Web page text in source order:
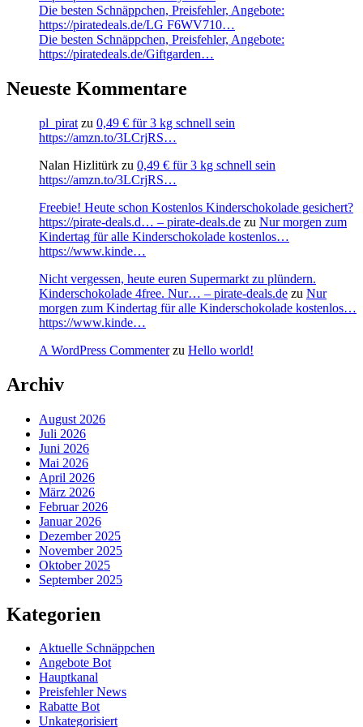
Die besten Schnäppchen, Preisfehler, Angebote:
https://piratedeals.de/LG F6WV710…
Die besten Schnäppchen, Preisfehler, Angebote:
https://piratedeals.de/Giftgarden…
Neueste Kommentare
pl_pirat zu 0,49 € für 3 kg schnell sein
https://amzn.to/3LCrjRS…
Nalan Hizlitürk zu 0,49 € für 3 kg schnell sein
https://amzn.to/3LCrjRS…
Freebie! Heute schon Kostenlos Kinderschokolade gesichert?
https://pirate-deals.d… – pirate-deals.de zu Nur morgen zum
Kindertag für alle Kinderschokolade kostenlos…
https://www.kinde…
Nicht vergessen, heute euren Supermarkt zu plündern.
Kinderschokolade 4free. Nur… – pirate-deals.de zu Nur
morgen zum Kindertag für alle Kinderschokolade kostenlos…
https://www.kinde…
A WordPress Commenterzu Hello world!
Archiv
August 2026
Juli 2026
Juni 2026
Mai 2026
April 2026
März 2026
Februar 2026
Januar 2026
Dezember 2025
November 2025
Oktober 2025
September 2025
Kategorien
Aktuelle Schnäppchen
Angebote Bot
Hauptkanal
Preisfehler News
Rabatte Bot
Unkategorisiert